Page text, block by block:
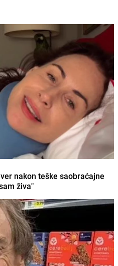
nakon teške saobraćajne
živa"